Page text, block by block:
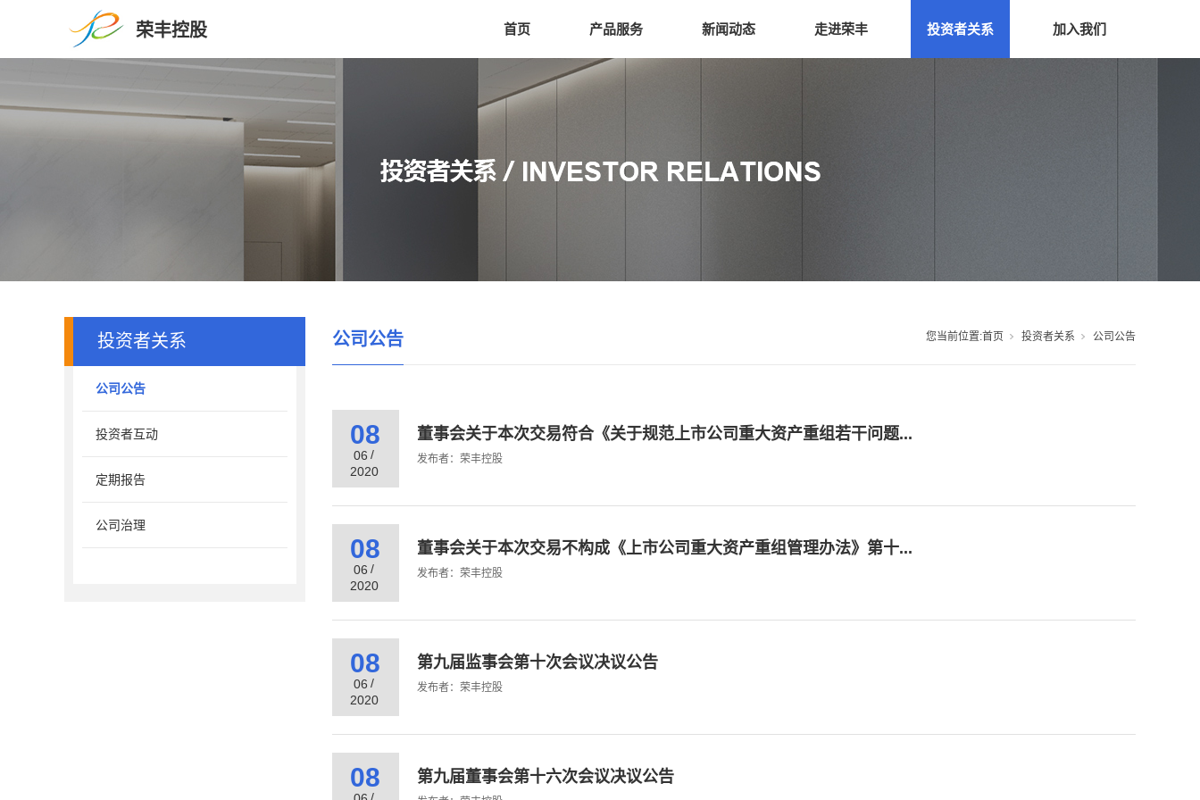
荣丰控股 首页 产品服务 新闻动态 走进荣丰 投资者关系 加入我们
投资者关系
公司公告
投资者互动
定期报告
公司治理
公司公告 您当前位置:首页 投资者关系 公司公告
08
06 /
2020
董事会关于本次交易符合《关于规范上市公司重大资产重组若干问题...
发布者：荣丰控股
08
06 /
2020
董事会关于本次交易不构成《上市公司重大资产重组管理办法》第十...
发布者：荣丰控股
08
06 /
2020
第九届监事会第十次会议决议公告
发布者：荣丰控股
08 第九届董事会第十六次会议决议公告